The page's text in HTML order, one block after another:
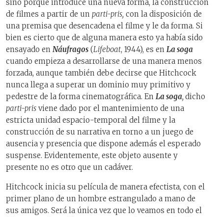
sino porque introduce una nueva forma, la construcción
de filmes a partir de un parti-pris, con la disposición de
una premisa que desencadena el filme y le da forma. Si
bien es cierto que de alguna manera esto ya había sido
ensayado en Náufragos (Lifeboat, 1944), es en La soga
cuando empieza a desarrollarse de una manera menos
forzada, aunque también debe decirse que Hitchcock
nunca llega a superar un dominio muy primitivo y
pedestre de la forma cinematográfica. En La soga, dicho
parti-pris viene dado por el mantenimiento de una
estricta unidad espacio-temporal del filme y la
construcción de su narrativa en torno a un juego de
ausencia y presencia que dispone además el esperado
suspense. Evidentemente, este objeto ausente y
presente no es otro que un cadáver.
Hitchcock inicia su película de manera efectista, con el
primer plano de un hombre estrangulado a mano de
sus amigos. Será la única vez que lo veamos en todo el